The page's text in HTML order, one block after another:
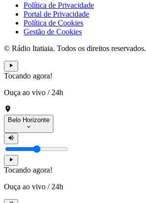
Política de Privacidade
Portal de Privacidade
Política de Cookies
Gestão de Cookies
© Rádio Itatiaia. Todos os direitos reservados.
Tocando agora!
Ouça ao vivo / 24h
Belo Horizonte
Tocando agora!
Ouça ao vivo / 24h